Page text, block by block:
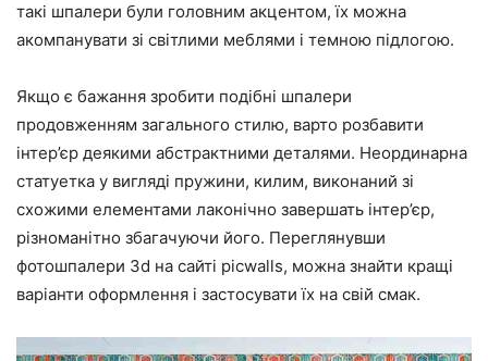
такі шпалери були головним акцентом, їх можна
акомпанувати зі світлими меблями і темною підлогою.
Якщо є бажання зробити подібні шпалери
продовженням загального стилю, варто розбавити
інтер’єр деякими абстрактними деталями. Неординарна
статуетка у вигляді пружини, килим, виконаний зі
схожими елементами лаконічно завершать інтер’єр,
різноманітно збагачуючи його. Переглянувши
фотошпалери 3d на сайті picwalls, можна знайти кращі
варіанти оформлення і застосувати їх на свій смак.